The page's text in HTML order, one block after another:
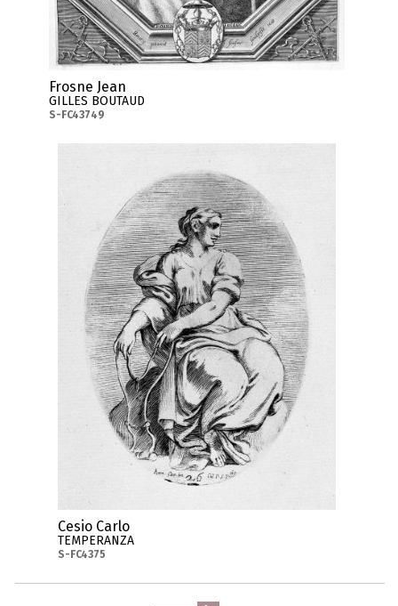
Frosne Jean
GILLES BOUTAUD
S-FC43749
Cesio Carlo
TEMPERANZA
S-FC4375